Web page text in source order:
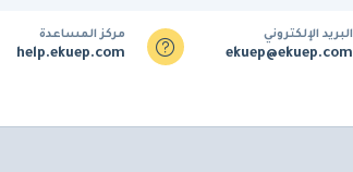
البريد الإلكتروني
ekuep@ekuep.com
مركز المساعدة
help.ekuep.com